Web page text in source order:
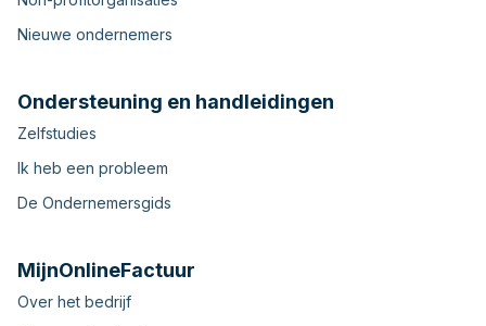
Nieuwe ondernemers
Ondersteuning en handleidingen
Zelfstudies
Ik heb een probleem
De Ondernemersgids
MijnOnlineFactuur
Over het bedrijf